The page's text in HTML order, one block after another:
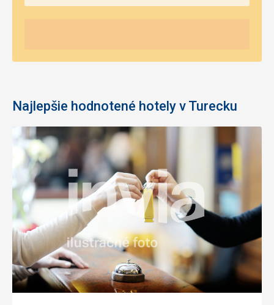
Najlepšie hodnotené hotely v Turecku